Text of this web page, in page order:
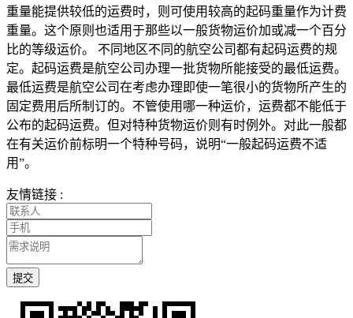
重量能提供较低的运费时，则可使用较高的起码重量作为计费
重量。这个原则也适用于那些以一般货物运价加或减一个百分
比的等级运价。 不同地区不同的航空公司都有起码运费的规
定。起码运费是航空公司办理一批货物所能接受的最低运费。
最低运费是航空公司在考虑办理即使一笔很小的货物所产生的
固定费用后所制订的。不管使用哪一种运价，运费都不能低于
公布的起码运费。但对特种货物运价则有时例外。对此一般都
在有关运价前标明一个特种号码，说明“一般起码运费不适
用”。
友情链接 :
提交